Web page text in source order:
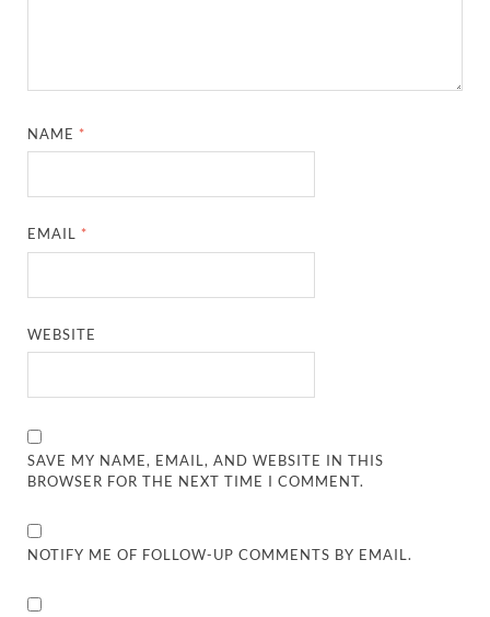
NAME *
EMAIL *
WEBSITE
SAVE MY NAME, EMAIL, AND WEBSITE IN THIS
BROWSER FOR THE NEXT TIME I COMMENT.
NOTIFY ME OF FOLLOW-UP COMMENTS BY EMAIL.